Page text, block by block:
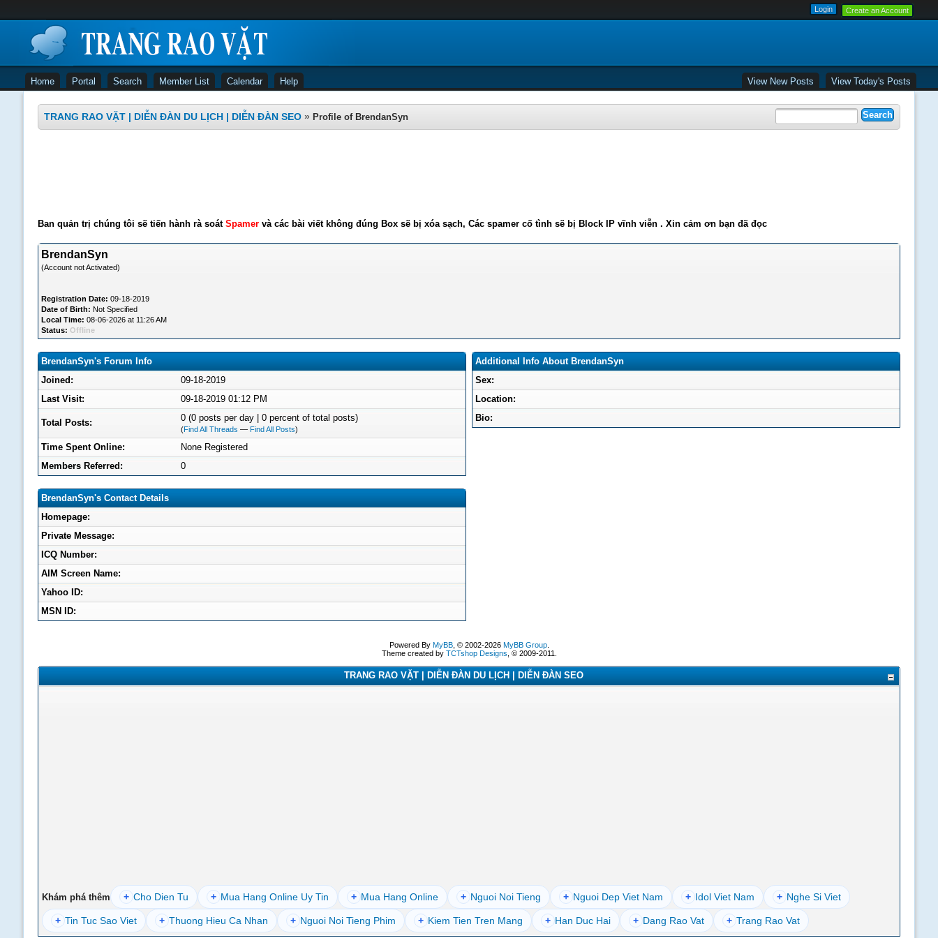
Create an Account
Home Portal Search Member List Calendar Help View New Posts View Today's Posts
TRANG RAO VẶT | DIỄN ĐÀN DU LỊCH | DIỄN ĐÀN SEO » Profile of BrendanSyn
Ban quản trị chúng tôi sẽ tiến hành rà soát Spamervà các bài viết không đúng Box sẽ bị xóa sạch, Các spamer cố tình sẽ bị Block IP vĩnh viễn . Xin cảm ơn bạn đã đọc
BrendanSyn
(Account not Activated)
Registration Date: 09-18-2019
Date of Birth: Not Specified
Local Time: 08-06-2026 at 11:26 AM
Status: Offline
BrendanSyn's Forum Info
Joined:
09-18-2019
Last Visit:
09-18-2019 01:12 PM
Total Posts: 0 (0 posts per day | 0 percent of total posts)
(Find All Threads — Find All Posts)
Time Spent Online:
None Registered
Members Referred:
0
BrendanSyn's Contact Details
Homepage:
Private Message:
ICQ Number:
AIM Screen Name:
Yahoo ID:
MSN ID:
Additional Info About BrendanSyn
Sex:
Location:
Bio:
Powered By MyBB, © 2002-2026 MyBB Group.
Theme created by TCTshop Designs , © 2009-2011.
TRANG RAO VẶT | DIỄN ĐÀN DU LỊCH | DIỄN ĐÀN SEO
Khám phá thêm + Cho Dien Tu + Mua Hang Online Uy Tin + Mua Hang Online + Nguoi Noi Tieng + Nguoi Dep Viet Nam + Idol Viet Nam + Nghe Si Viet
+ Tin Tuc Sao Viet + Thuong Hieu Ca Nhan + Nguoi Noi Tieng Phim + Kiem Tien Tren Mang + Han Duc Hai + Dang Rao Vat + Trang Rao Vat